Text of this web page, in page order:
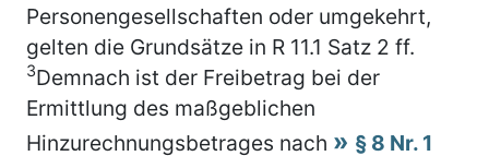
Personengesellschaften oder umgekehrt,
gelten die Grundsätze in R 11.1 Satz 2 ff.
3Demnach ist der Freibetrag bei der
Ermittlung des maßgeblichen
Hinzurechnungsbetrages nach
§ 8 Nr. 1